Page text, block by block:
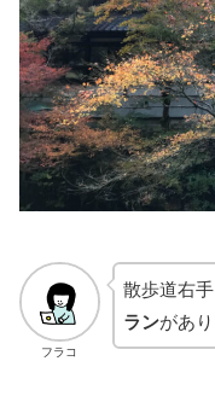
フラコ
散歩道右手
ランがあり